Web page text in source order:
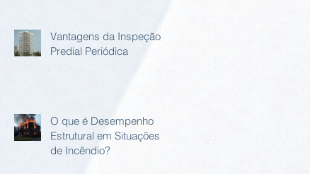
Vantagens da Inspeção
Predial Periódica
O que é Desempenho
Estrutural em Situações
de Incêndio?